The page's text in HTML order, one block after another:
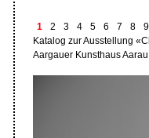
1 2 3 4 5 6 7 8
9
Katalog zur Ausstellung
Aargauer Kunsthaus